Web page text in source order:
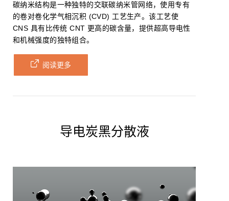
碳纳米结构是一种独特的交联碳纳米管网络，使用专有
的卷对卷化学气相沉积 (CVD) 工艺生产。该工艺使
CNS 具有比传统 CNT 更高的碳含量，提供超高导电性
和机械强度的独特组合。
阅读更多
导电炭黑分散液